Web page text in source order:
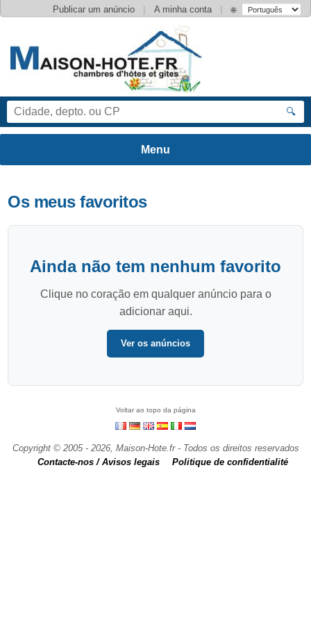
Publicar um anúncio | A minha conta | 🌐
🔍
Os meus favoritos
Ainda não tem nenhum favorito
Clique no coração em qualquer anúncio para o
adicionar aqui.
Ver os anúncios
Voltar ao topo da página
Copyright © 2005 - 2026, Maison-Hote.fr - Todos os direitos reservados
Contacte-nos / Avisos legais
Politique de confidentialité